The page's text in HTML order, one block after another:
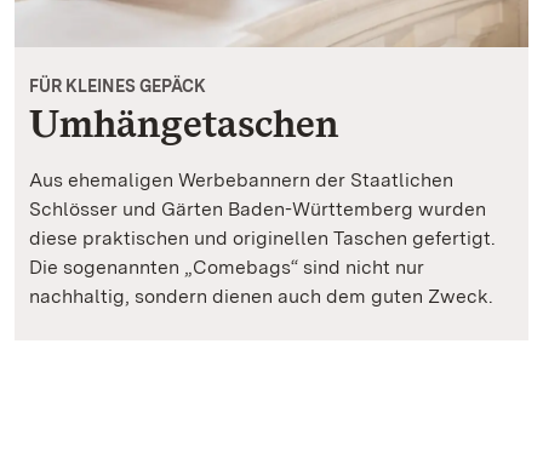
FÜR KLEINES GEPÄCK
Umhängetaschen
Aus ehemaligen Werbebannern der Staatlichen
Schlösser und Gärten Baden-Württemberg wurden
diese praktischen und originellen Taschen gefertigt.
Die sogenannten „Comebags“ sind nicht nur
nachhaltig, sondern dienen auch dem guten Zweck.